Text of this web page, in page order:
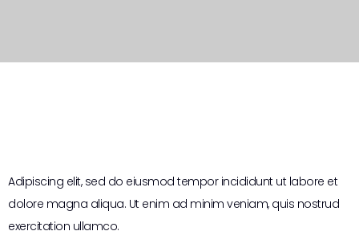
Adipiscing elit, sed do eiusmod tempor incididunt ut labore et
dolore magna aliqua. Ut enim ad minim veniam, quis nostrud
exercitation ullamco.